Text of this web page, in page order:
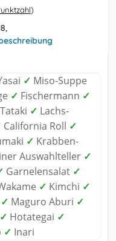
)
✓ Miso-Suppe
✓ Fischermann ✓
✓ Lachs-
California Roll ✓
✓ Krabben-
Auswahlteller ✓
Garnelensalat ✓
✓ Kimchi ✓
✓ Maguro Aburi ✓
✓ Hotategai ✓
✓ Inari